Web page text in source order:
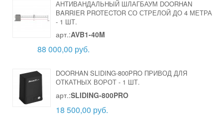
АНТИВАНДАЛЬНЫЙ ШЛАГБАУМ DOORHAN
BARRIER PROTECTOR СО СТРЕЛОЙ ДО 4 МЕТРА
- 1 ШТ.
арт.:AVB1-40M
88 000,00 руб.
DOORHAN SLIDING-800PRO ПРИВОД ДЛЯ
ОТКАТНЫХ ВОРОТ - 1 ШТ.
арт.:SLIDING-800PRO
18 500,00 руб.